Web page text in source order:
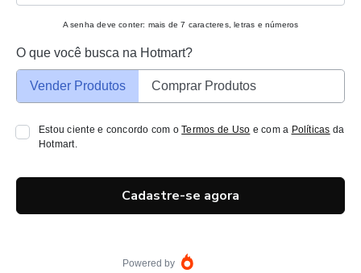
A senha deve conter: mais de 7 caracteres, letras e números
O que você busca na Hotmart?
Vender Produtos Comprar Produtos
Estou ciente e concordo com oTermos de Uso e com a Políticas da
Hotmart.
Cadastre-se agora
Powered by